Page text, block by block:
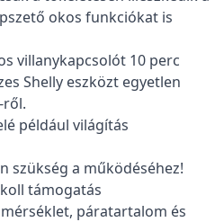
okos funkciókat is
villanykapcsolót 10 perc
Shelly eszközt egyetlen
ről.
például világítás
szükség a működéséhez!
támogatás
páratartalom és